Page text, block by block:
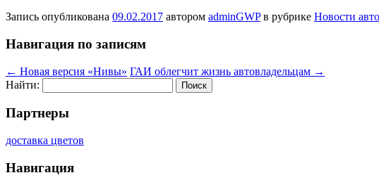
Запись опубликована 09.02.2017 автором adminGWPв рубрике Новости авто
Навигация по записям
← Новая версия «Нивы» ГАИ облегчит жизнь автовладельцам →
Найти:
Партнеры
доставка цветов
Навигация